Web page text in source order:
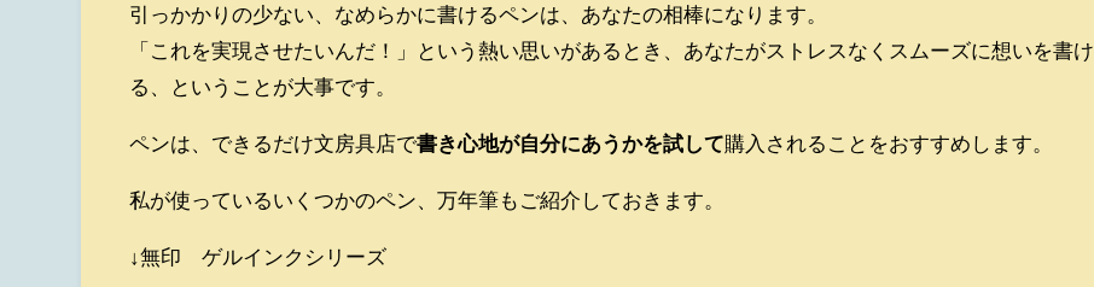
引っかかりの少ない、なめらかに書けるペンは、あなたの相棒になります。
「これを実現させたいんだ！」という熱い思いがあるとき、あなたがストレスなくスムーズに想いを書け
る、ということが大事です。
ペンは、できるだけ文房具店で書き心地が自分にあうかを試して購入されることをおすすめします。
私が使っているいくつかのペン、万年筆もご紹介しておきます。
↓無印 ゲルインクシリーズ